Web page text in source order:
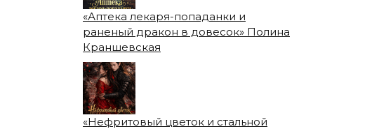
«Аптека лекаря-попаданки и
раненый дракон в довесок» Полина
Краншевская
«Нефритовый цветок и стальной